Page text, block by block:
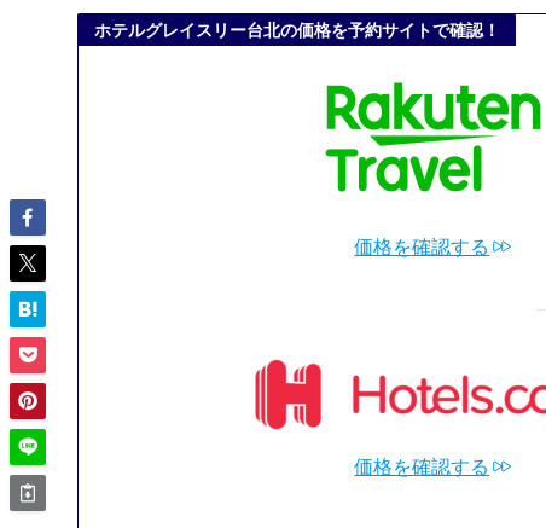
ホテルグレイスリー台北の価格を予約サイトで確認！
価格を確認する
価格を確認する